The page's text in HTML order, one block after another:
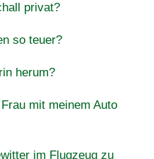
privat?
so teuer?
herum?
mit meinem Auto
im Flugzeug zu